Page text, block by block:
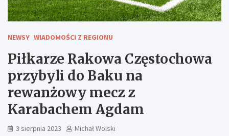
NEWSY WIADOMOŚCI Z REGIONU
Piłkarze Rakowa Częstochowa
przybyli do Baku na
rewanżowy mecz z
Karabachem Agdam
3 sierpnia 2023 Michał Wolski